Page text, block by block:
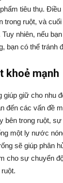
tiêu thụ.
trong ruột, và
Tuy nhiên, nếu
bạn có thể tránh
khoẻ mạnh
giúp giữ cho nhu
đến các vấn đề
bên trong ruột,
một ly nước
sẽ giúp phân
cho sự chuyển